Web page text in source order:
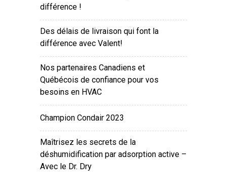
différence !
Des délais de livraison qui font la
différence avec Valent!
Nos partenaires Canadiens et
Québécois de confiance pour vos
besoins en HVAC
Champion Condair 2023
Maîtrisez les secrets de la
déshumidification par adsorption active –
Avec le Dr. Dry